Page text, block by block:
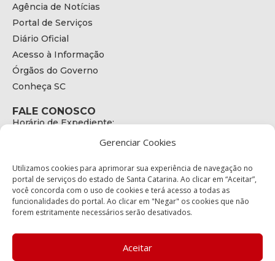
Gerenciar Cookies
Utilizamos cookies para aprimorar sua experiência de navegação no
portal de serviços do estado de Santa Catarina. Ao clicar em “Aceitar”,
você concorda com o uso de cookies e terá acesso a todas as
funcionalidades do portal. Ao clicar em "Negar" os cookies que não
forem estritamente necessários serão desativados.
Aceitar
Agência de Notícias
Portal de Serviços
Diário Oficial
Acesso à Informação
Órgãos do Governo
Conheça SC
FALE CONOSCO
Horário de Expediente:
E-mail:
secretariaexecutiva@cetran.sc.gov.br
ENDEREÇO
Endereço:
Bairro:
Coqueiros, Florianópolis SC